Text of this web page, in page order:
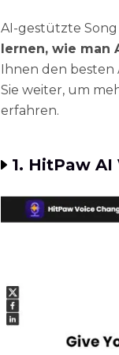
AI-gestützte
lernen, wie man
Ihnen den
Sie weiter, um
erfahren.
1. HitPaw AI